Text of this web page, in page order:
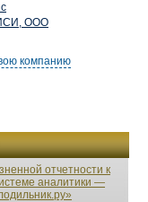
ООО
компанию
отчетности к
аналитики —